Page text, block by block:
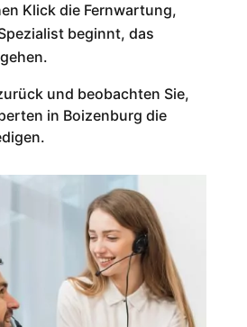
Klick die Fernwartung,
beginnt, das
und beobachten Sie,
in Boizenburg die